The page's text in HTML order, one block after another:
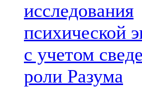
исследования
психической
с учетом
роли Разума